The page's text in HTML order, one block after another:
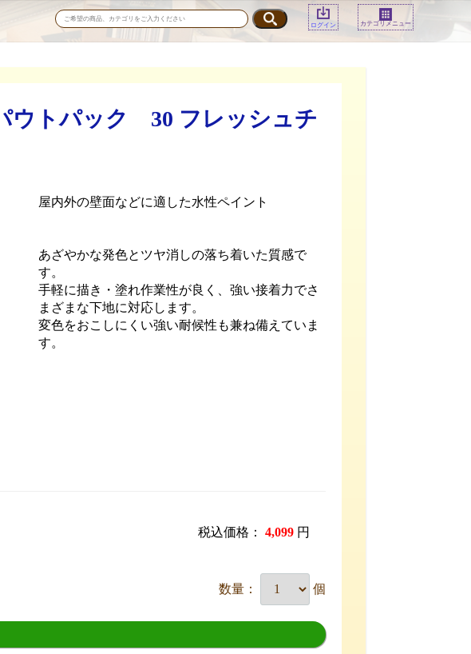
ログイン カテゴリメニュー
ウトパック 30 フレッシュチ
屋内外の壁面などに適した水性ペイント
あざやかな発色とツヤ消しの落ち着いた質感で
す。
手軽に描き・塗れ作業性が良く、強い接着力でさ
まざまな下地に対応します。
変色をおこしにくい強い耐候性も兼ね備えていま
す。
税込価格： 4,099 円
数量： 個